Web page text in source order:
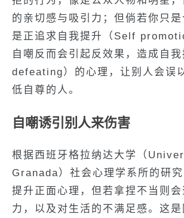
的亲切感与吸引力；但倘若你只
是正追求自我提升（Self
自嘲反而会引起反效果，造成自
defeating）的心理，让别人会误
低自尊的人。
自嘲诱引别人来伤害
根据西班牙格拉纳达大学（
Granada）社会心理学系所的研
提升正面心理，但若拿捏不当则
力，以及对生活的不满足感。这